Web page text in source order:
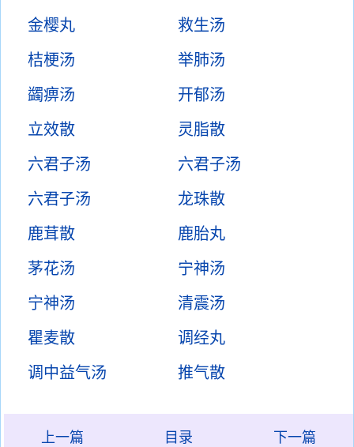
金樱丸
救生汤
桔梗汤
举肺汤
蠲痹汤
开郁汤
立效散
灵脂散
六君子汤
六君子汤
六君子汤
龙珠散
鹿茸散
鹿胎丸
茅花汤
宁神汤
宁神汤
清震汤
瞿麦散
调经丸
调中益气汤
推气散
上一篇 目录 下一篇